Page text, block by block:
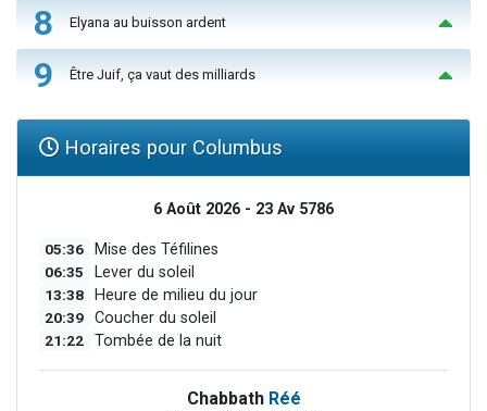
8 Elyana au buisson ardent
9 Être Juif, ça vaut des milliards
Horaires pour Columbus
6 Août 2026 - 23 Av 5786
05:36 Mise des Téfilines
06:35 Lever du soleil
13:38 Heure de milieu du jour
20:39 Coucher du soleil
21:22 Tombée de la nuit
Chabbath Réé